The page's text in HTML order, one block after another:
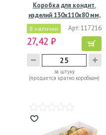
Коробка для кондит.
изделий 130х110х80 мм,
с…
В наличии Арт: 117216
27,42 ₽
за штуку
(продается кратно коробкам)